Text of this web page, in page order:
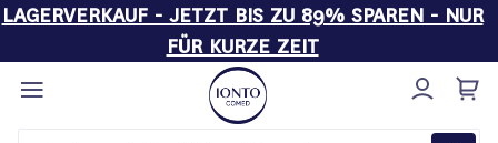
LAGERVERKAUF - JETZT BIS ZU 89% SPAREN - NUR
FÜR KURZE ZEIT
Direkt
zum
Inhalt